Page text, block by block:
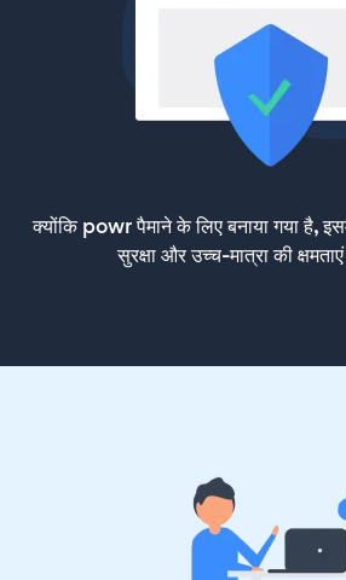
क्योंकि powr पैमाने के लिए बनाया गया है,
सुरक्षा और उच्च-मात्रा की